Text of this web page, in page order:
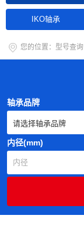
IKO轴承
您的位置： 型号查询
轴承品牌
内径(mm)